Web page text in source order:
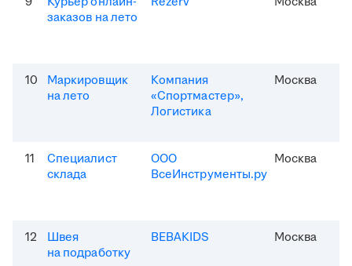
заказов на лето
10
Маркировщик
на лето
Компания
«Спортмастер»,
Логистика
Москва
11
Специалист
склада
ООО
ВсеИнструменты.ру
Москва
12
Швея
на подработку
BEBAKIDS Москва